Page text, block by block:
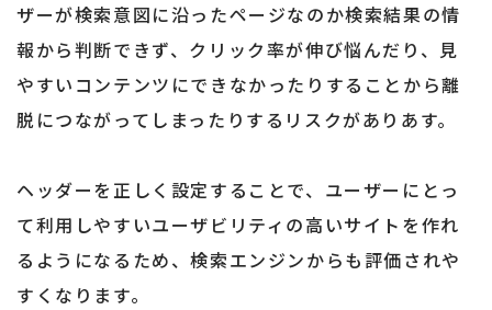
ザーが検索意図に沿ったページなのか検索結果の情
報から判断できず、クリック率が伸び悩んだり、見
やすいコンテンツにできなかったりすることから離
脱につながってしまったりするリスクがありあす。
ヘッダーを正しく設定することで、ユーザーにとっ
て利用しやすいユーザビリティの高いサイトを作れ
るようになるため、検索エンジンからも評価されや
すくなります。